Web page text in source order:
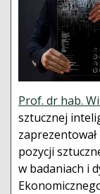
Prof. dr hab.
sztucznej
pozycji
w badaniach i